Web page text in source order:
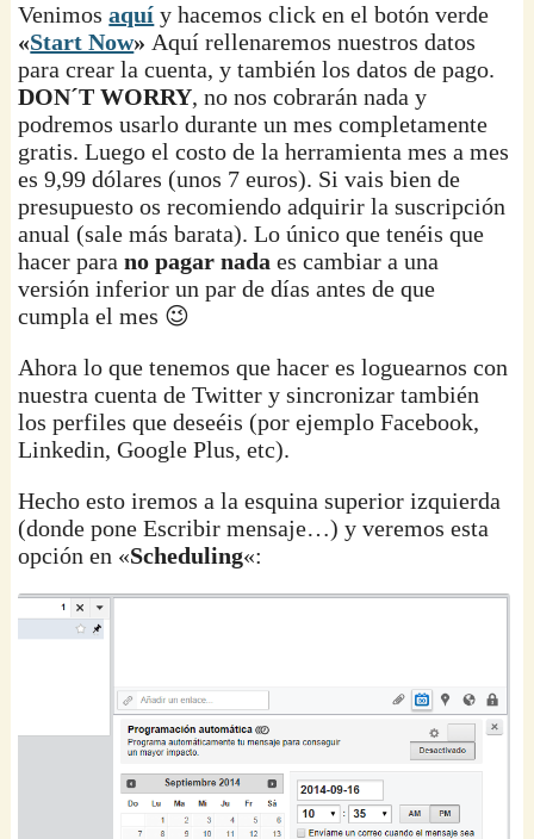
Venimosaquí y hacemos click en el botón verde
«Start Now»Aquí rellenaremos nuestros datos
para crear la cuenta, y también los datos de pago.
DON´T WORRY, no nos cobrarán nada y
podremos usarlo durante un mes completamente
gratis. Luego el costo de la herramienta mes a mes
es 9,99 dólares (unos 7 euros). Si vais bien de
presupuesto os recomiendo adquirir la suscripción
anual (sale más barata). Lo único que tenéis que
hacer parano pagar nada es cambiar a una
versión inferior un par de días antes de que
cumpla el mes 😉
Ahora lo que tenemos que hacer es loguearnos con
nuestra cuenta de Twitter y sincronizar también
los perfiles que deseéis (por ejemplo Facebook,
Linkedin, Google Plus, etc).
Hecho esto iremos a la esquina superior izquierda
(donde pone Escribir mensaje…) y veremos esta
opción en «Scheduling«: